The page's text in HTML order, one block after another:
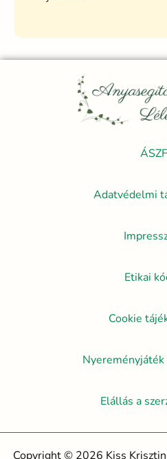
ÁSZF
Adatvédelmi
Etikai
Cookie
Nyereményjáték
Elállás a
Copyright © 2026 Kiss